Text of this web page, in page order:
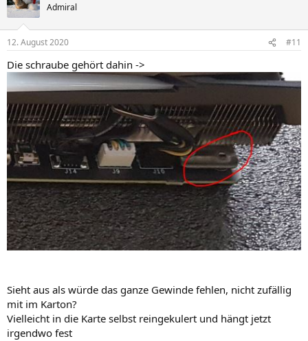
Admiral
12. August 2020 #11
Die schraube gehört dahin ->
Sieht aus als würde das ganze Gewinde fehlen, nicht zufällig
mit im Karton?
Vielleicht in die Karte selbst reingekulert und hängt jetzt
irgendwo fest